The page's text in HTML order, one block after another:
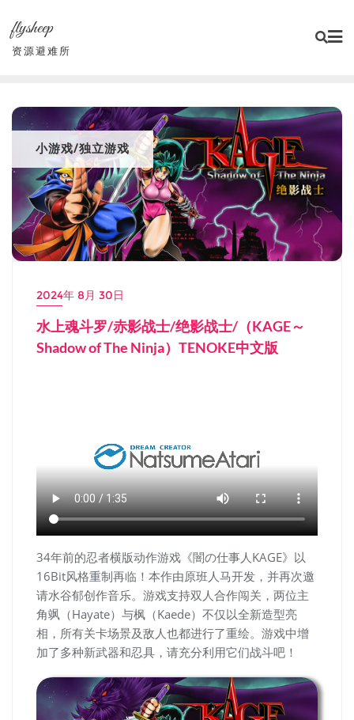
content
flysheep
资源避难所
小游戏/独立游戏
2024年 8月 30日
水上魂斗罗/赤影战士/绝影战士/（KAGE～
Shadow of The Ninja）TENOKE中文版
34年前的忍者横版动作游戏《闇の仕事人KAGE》以
16Bit风格重制再临！本作由原班人马开发，并再次邀
请水谷郁创作音乐。游戏支持双人合作闯关，两位主
角飒（Hayate）与枫（Kaede）不仅以全新造型亮
相，所有关卡场景及敌人也都进行了重绘。游戏中增
加了多种新武器和忍具，请充分利用它们战斗吧！